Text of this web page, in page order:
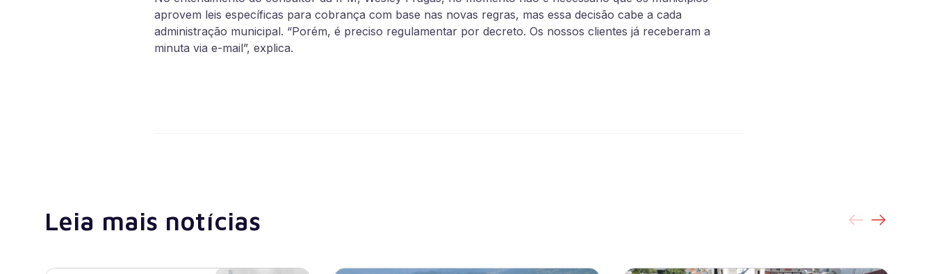
aprovem leis específicas para cobrança com base nas novas regras, mas essa decisão cabe a cada
administração municipal. “Porém, é preciso regulamentar por decreto. Os nossos clientes já receberam a
minuta via e-mail”, explica.
Leia mais notícias